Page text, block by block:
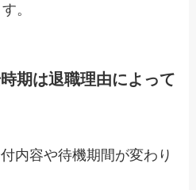
。
期は退職理由によって
内容や待機期間が変わり